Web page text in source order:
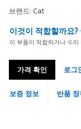
브랜드: Cat
이것이 적합할까요
이 부품이 적합하거나 수
가격 확인 로그
보증 정보 반품 정